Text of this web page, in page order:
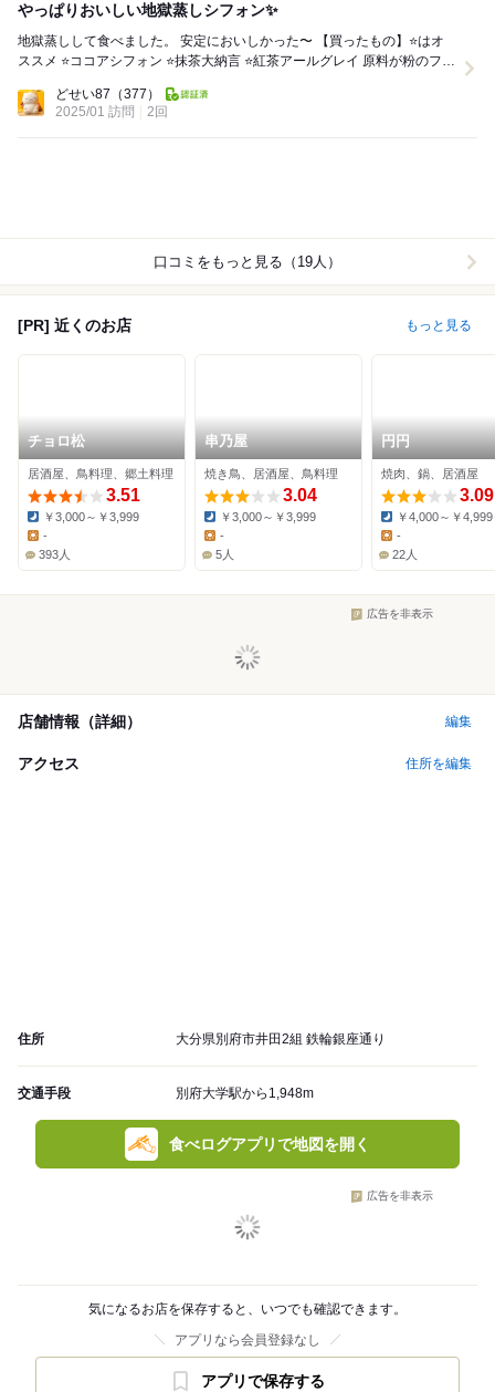
やっぱりおいしい地獄蒸しシフォン✨
地獄蒸しして食べました。 安定においしかった〜 【買ったもの】⭐️はオ
ススメ ⭐️ココアシフォン ⭐️抹茶大納言 ⭐️紅茶アールグレイ 原料が粉のフレ
どせい87 （377）
2025/01 訪問
2回
口コミをもっと見る（19人）
[PR] 近くのお店 もっと見る
チョロ松
居酒屋、鳥料理、郷土料理
3.51
Dinner:
￥3,000～￥3,999
-
393人
串乃屋
焼き鳥、居酒屋、鳥料理
3.04
Dinner:
￥3,000～￥3,999
Lunch:
-
5人
円円
焼肉、鍋、居酒屋
3.09
Dinner:
￥4,000～￥4,999
Lunch:
-
22人
広告を非表示
店舗情報（詳細） 編集
アクセス 住所を編集
住所 大分県別府市井田2組 鉄輪銀座通り
交通手段 別府大学駅から1,948m
食べログアプリで地図を開く
広告を非表示
気になるお店を保存すると、いつでも確認できます。
アプリなら会員登録なし
アプリで保存する